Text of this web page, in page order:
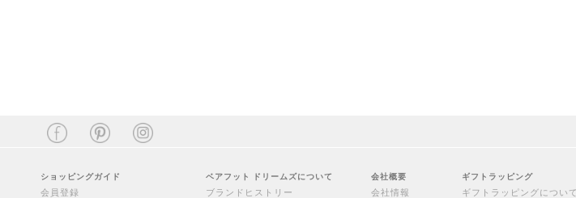
ショッピングガイド
会員登録
ベアフット ドリームズについて
ブランドヒストリー
会社概要
会社情報
ギフトラッピング
ギフトラッピングについて